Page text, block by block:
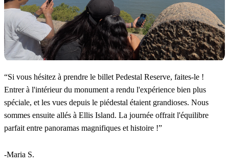
“Si vous hésitez à prendre le billet Pedestal Reserve, faites-le !
Entrer à l'intérieur du monument a rendu l'expérience bien plus
spéciale, et les vues depuis le piédestal étaient grandioses. Nous
sommes ensuite allés à Ellis Island. La journée offrait l'équilibre
parfait entre panoramas magnifiques et histoire !”
-Maria S.